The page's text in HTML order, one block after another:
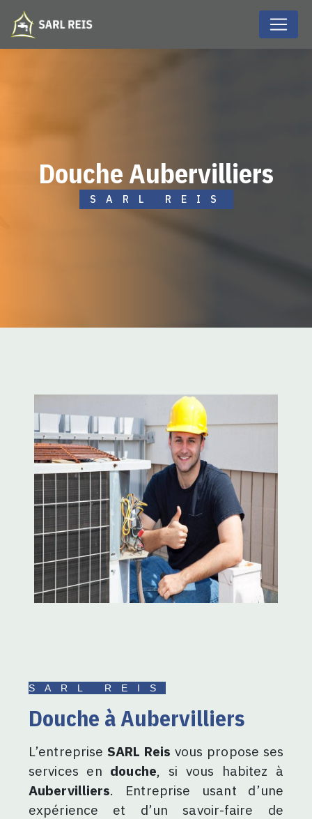
douche Aubervilliers
SARL REIS
SARL REIS
douche à Aubervilliers
L’entreprise SARL Reis vous propose ses
services en douche, si vous habitez à
Aubervilliers. Entreprise usant d’une
expérience et d’un savoir-faire de